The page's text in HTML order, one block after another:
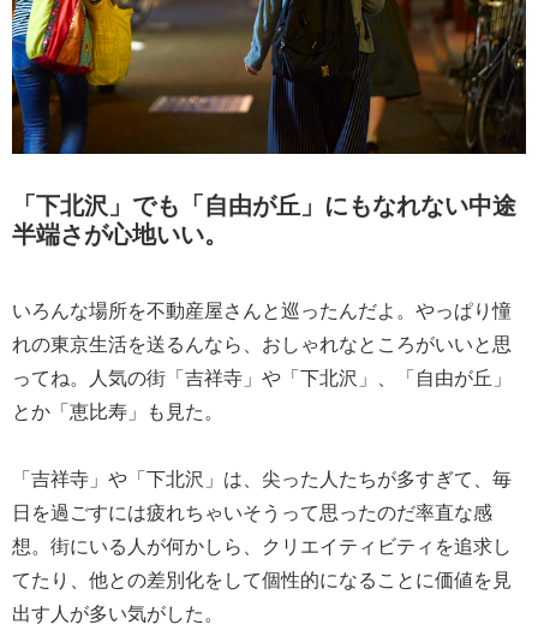
「下北沢」でも「自由が丘」にもなれない中途
半端さが心地いい。
いろんな場所を不動産屋さんと巡ったんだよ。やっぱり憧
れの東京生活を送るんなら、おしゃれなところがいいと思
ってね。人気の街「吉祥寺」や「下北沢」、「自由が丘」
とか「恵比寿」も見た。
「吉祥寺」や「下北沢」は、尖った人たちが多すぎて、毎
日を過ごすには疲れちゃいそうって思ったのだ率直な感
想。街にいる人が何かしら、クリエイティビティを追求し
てたり、他との差別化をして個性的になることに価値を見
出す人が多い気がした。